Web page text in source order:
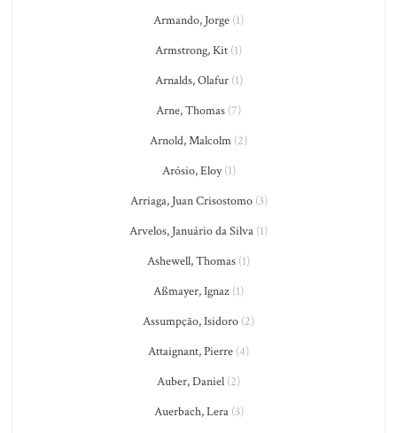
Armando, Jorge (1)
Armstrong, Kit (1)
Arnalds, Olafur(1)
Arne, Thomas (7)
Arnold, Malcolm (2)
Arósio, Eloy(1)
Arriaga, Juan Crisostomo(3)
Arvelos, Januário da Silva (1)
Ashewell, Thomas (1)
Aßmayer, Ignaz (1)
Assumpção, Isidoro (2)
Attaignant, Pierre (4)
Auber, Daniel (2)
Auerbach, Lera(3)